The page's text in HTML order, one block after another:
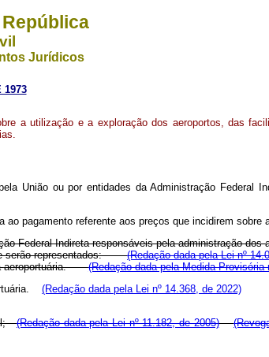
Jurídicos
1973
a utilização e a exploração dos aeroportos, das
União ou por entidades da Administração Federal
pagamento referente aos preços que incidirem sobre
Federal Indireta responsáveis pela administração dos
e serão representados:(Redação dada pela Lei nº
aeroportuária.(Redação dada pela Medida Provisória
(Redação dada pela Lei nº 14.368, de 2022)
(Redação dada pela Lei nº 11.182, de 2005)